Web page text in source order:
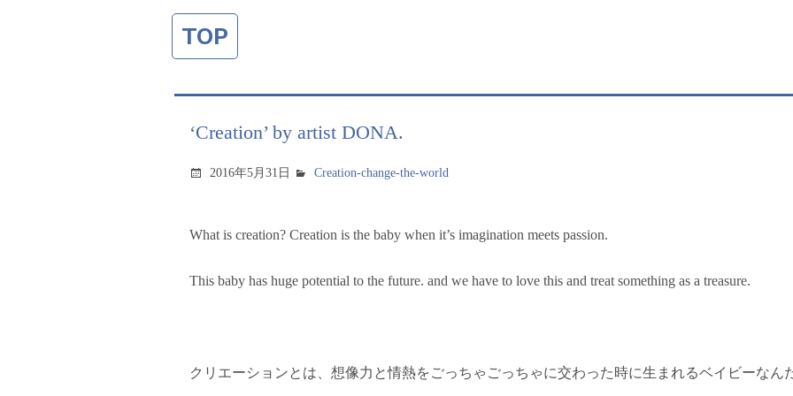
TOP
‘Creation’ by artist DONA.
2016年5月31日 Creation-change-the-world
What is creation? Creation is the baby when it’s imagination meets passion.
This baby has huge potential to the future. and we have to love this and treat something as a treasure.
クリエーションとは、想像力と情熱をごっちゃごっちゃに交わった時に生まれるベイビーなん